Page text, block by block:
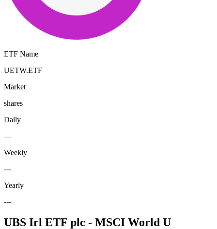
ETF Name
UETW.ETF
Market
shares
Daily
---
Weekly
---
Yearly
---
UBS Irl ETF plc - MSCI World U